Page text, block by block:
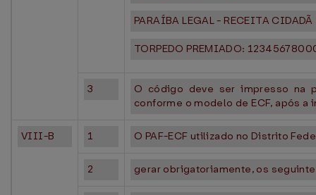
PARAÍBA LEGAL - RECEITA CIDADÃ
TORPEDO PREMIADO:
3
O código deve ser impresso na
conforme o modelo de ECF, após
VIII-B 1 O PAF-ECF utilizado no Distrito
2 gerar obrigatoriamente, os